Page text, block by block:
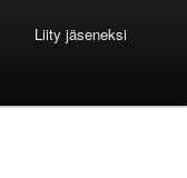
Liity jäseneksi